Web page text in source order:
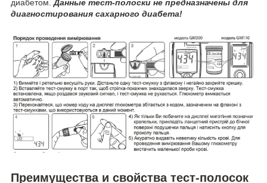
диабетом.Данные тест-полоски не предназначены для
диагностирования сахарного диабета!
Преимущества и свойства тест-полосок